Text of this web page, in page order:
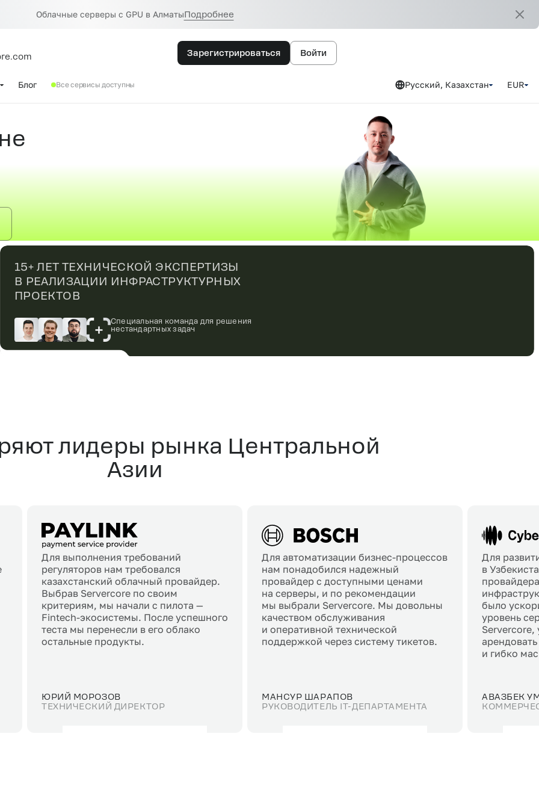
Облачные серверы с GPU в АлматыПодробнее
Зарегистрироваться Войти
Блог Все сервисы доступны Русский, Казахстан EUR
15+ ЛЕТ ТЕХНИЧЕСКОЙ ЭКСПЕРТИЗЫ
В РЕАЛИЗАЦИИ ИНФРАСТРУКТУРНЫХ
ПРОЕКТОВ
Специальная команда для решения
нестандартных задач
лидеры рынка Центральной
Азии
Для выполнения требований
регуляторов нам требовался
казахстанский облачный провайдер.
Выбрав Servercore по своим
критериям, мы начали с пилота —
Fintech-экосистемы. После успешного
теста мы перенесли в его облако
остальные продукты.
ЮРИЙ МОРОЗОВ
ТЕХНИЧЕСКИЙ ДИРЕКТОР
Для автоматизации бизнес-процессов
нам понадобился надежный
провайдер с доступными ценами
на серверы, и по рекомендации
мы выбрали Servercore. Мы довольны
качеством обслуживания
и оперативной технической
поддержкой через систему тикетов.
МАНСУР ШАРАПОВ
РУКОВОДИТЕЛЬ IT-ДЕПАРТАМЕНТА
Для
в
было
уровень
Servercore,
и гибко
АВАЗБЕК